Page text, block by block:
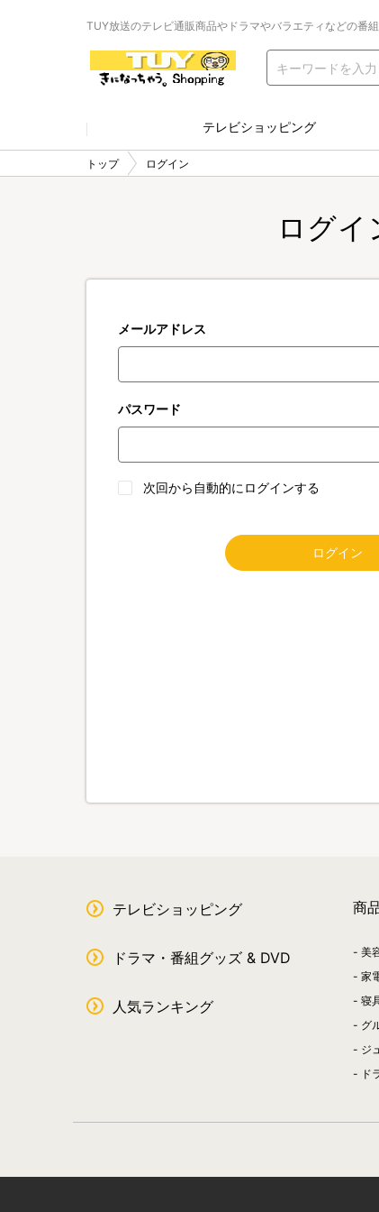
TUY放送のテレビ通販商品やドラマやバラエティなどの番
テレビショッピング
トップ ログイン
ログイ
メールアドレス
パスワード
次回から自動的にログインする
ログイン
テレビショッピング
ドラマ・番組グッズ & DVD
人気ランキング
商
美
家
寝
グ
ジ
ド